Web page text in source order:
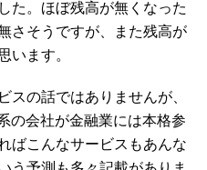
た。ほぼ残高が無くなった
さそうですが、また残高が
います。
スの話ではありませんが、
の会社が金融業には本格参
ばこんなサービスもあんな